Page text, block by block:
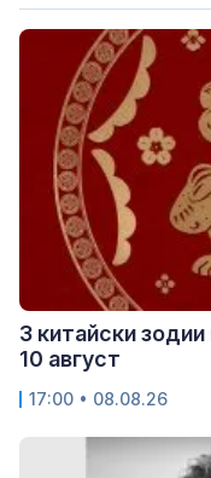
3 китайски
10 август
17:00 • 08.08.26